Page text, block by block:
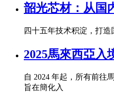
韶光芯材：从国
四十五年技术积淀，打
2025馬來西亞入
自 2024 年起，所有前往
旨在簡化入